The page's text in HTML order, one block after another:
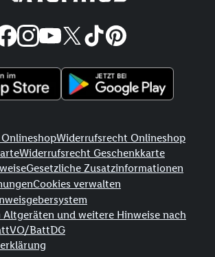
OnlineshopWiderrufsrecht Onlineshop
Widerrufsrecht Geschenkkarte
Gesetzliche Zusatzinformationen
Cookies verwalten
Altgeräten und weitere Hinweise nach
BattDG